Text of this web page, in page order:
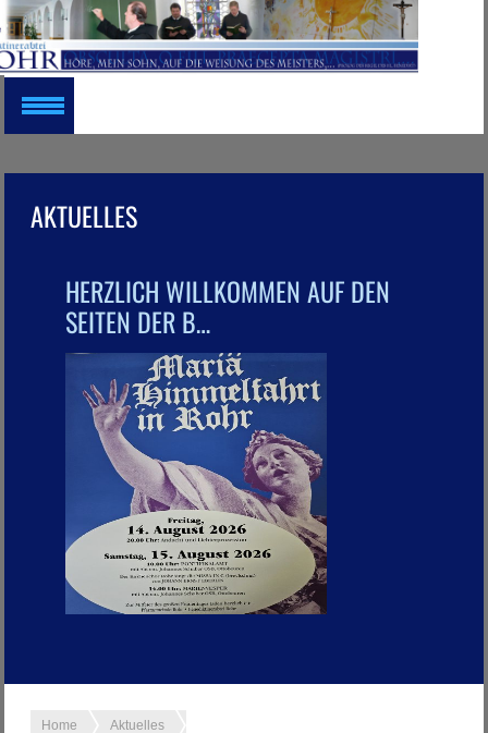
AKTUELLES
HERZLICH WILLKOMMEN AUF DEN
SEITEN DER B…
Home Aktuelles